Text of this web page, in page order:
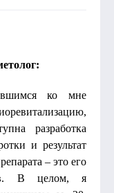
ко мне
разработка
и результат
– это его
В целом, я